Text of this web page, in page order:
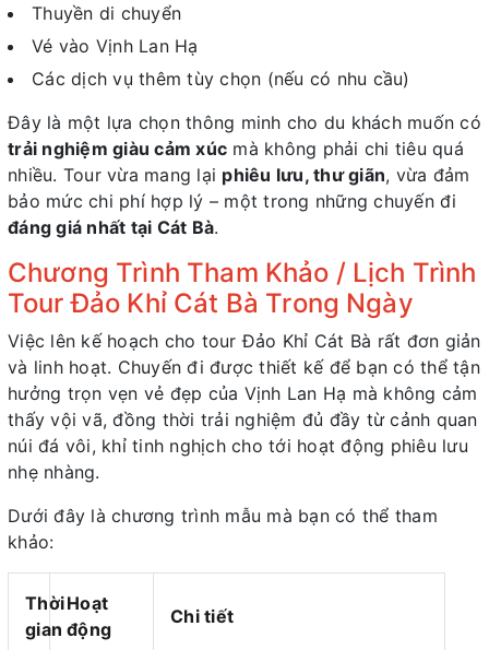
Thuyền di chuyển
Vé vào Vịnh Lan Hạ
Các dịch vụ thêm tùy chọn (nếu có nhu cầu)
Đây là một lựa chọn thông minh cho du khách muốn có
trải nghiệm giàu cảm xúc mà không phải chi tiêu quá
nhiều. Tour vừa mang lại phiêu lưu, thư giãn, vừa đảm
bảo mức chi phí hợp lý – một trong những chuyến đi
đáng giá nhất tại Cát Bà.
Chương Trình Tham Khảo / Lịch Trình
Tour Đảo Khỉ Cát Bà Trong Ngày
Việc lên kế hoạch cho tour Đảo Khỉ Cát Bà rất đơn giản
và linh hoạt. Chuyến đi được thiết kế để bạn có thể tận
hưởng trọn vẹn vẻ đẹp của Vịnh Lan Hạ mà không cảm
thấy vội vã, đồng thời trải nghiệm đủ đầy từ cảnh quan
núi đá vôi, khỉ tinh nghịch cho tới hoạt động phiêu lưu
nhẹ nhàng.
Dưới đây là chương trình mẫu mà bạn có thể tham
khảo:
Thời
gian
Hoạt
động
Chi tiết